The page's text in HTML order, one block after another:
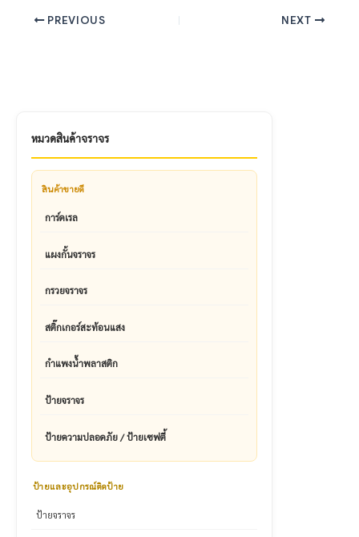
หมวดสินค้าจราจร
สินค้าขายดี
การ์ดเรล
แผงกั้นจราจร
กรวยจราจร
สติ๊กเกอร์สะท้อนแสง
กำแพงน้ำพลาสติก
ป้ายจราจร
ป้ายความปลอดภัย / ป้ายเซฟตี้
ป้ายและอุปกรณ์ติดป้าย
ป้ายจราจร
PREVIOUS NEXT